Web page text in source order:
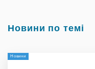
Новини по темі
Новини